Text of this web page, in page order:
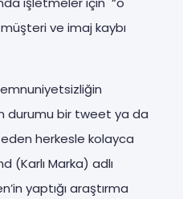
ve imaj kaybı
durumu bir tweet ya da
herkesle kolayca
(Karlı Marka) adlı
yaptığı araştırma